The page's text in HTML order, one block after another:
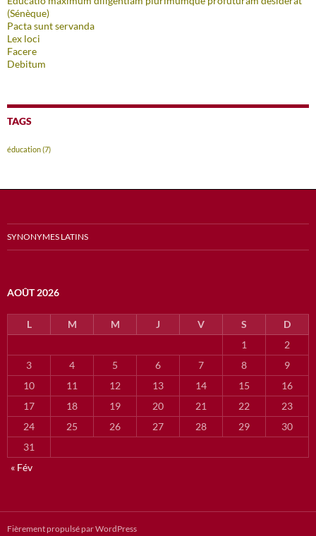
(Sénèque)
Pacta sunt servanda
Lex loci
Facere
Debitum
TAGS
éducation(7)
SYNONYMES LATINS
AOÛT 2026
L M M J V S
D
1
2
3
4 5 6 7 8
9
10
11 12 13 14 15
16
17
18 19 20 21 22
23
24
25 26 27 28 29
30
31
« Fév
Fièrement propulsé par WordPress